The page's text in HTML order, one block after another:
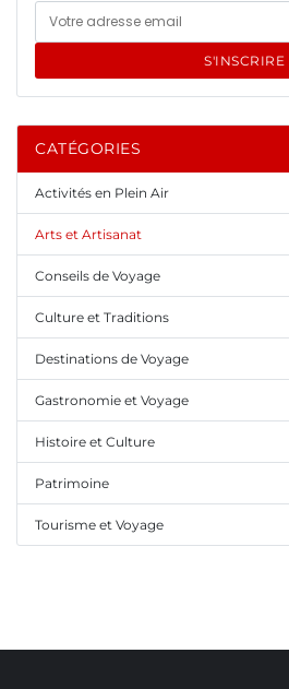
S'INSCRIRE
CATÉGORIES
Activités en Plein Air
Arts et Artisanat
Conseils de Voyage
Culture et Traditions
Destinations de Voyage
Gastronomie et Voyage
Histoire et Culture
Patrimoine
Tourisme et Voyage